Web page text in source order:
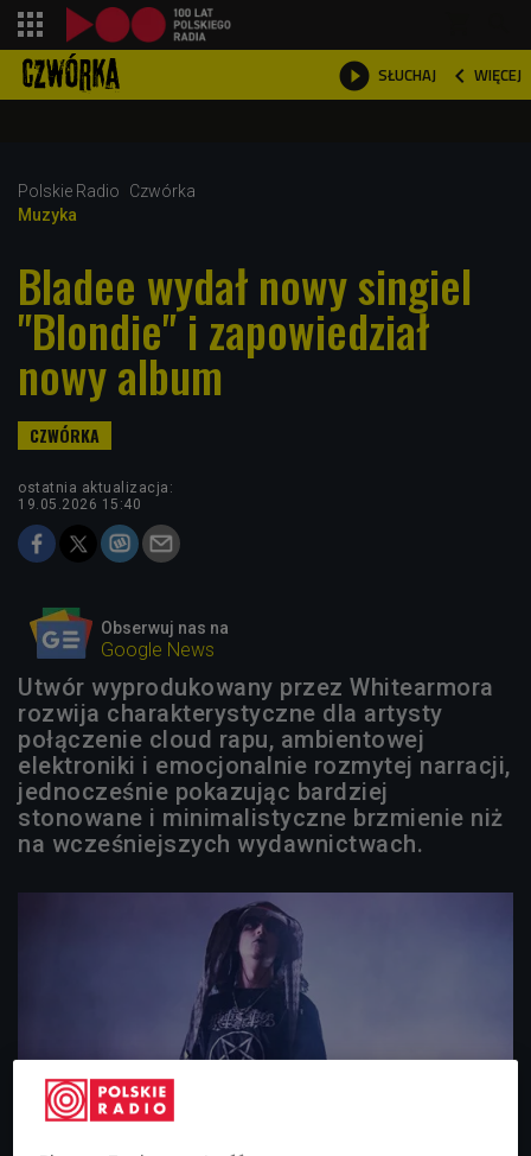
 SŁUCHAJ  WIĘCEJ

Polskie Radio
Czwórka
Muzyka
Bladee wydał nowy singiel
"Blondie" i zapowiedział
nowy album
ostatnia aktualizacja:
19.05.2026 15:40
Obserwuj nas na
Google News
Utwór wyprodukowany przez Whitearmora
rozwija charakterystyczne dla artysty
połączenie cloud rapu, ambientowej
elektroniki i emocjonalnie rozmytej narracji,
jednocześnie pokazując bardziej
stonowane i minimalistyczne brzmienie niż
na wcześniejszych wydawnictwach.